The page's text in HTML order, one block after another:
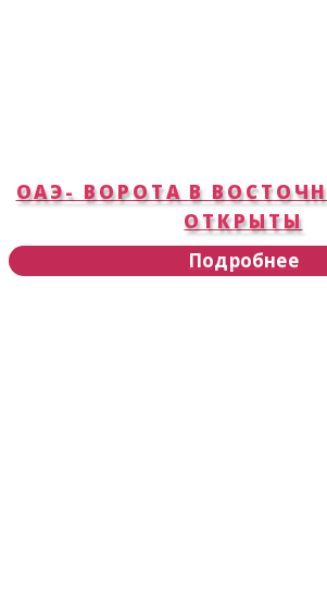
ОАЭ- ВОРОТА В
ОТКРЫТЫ
Подробнее